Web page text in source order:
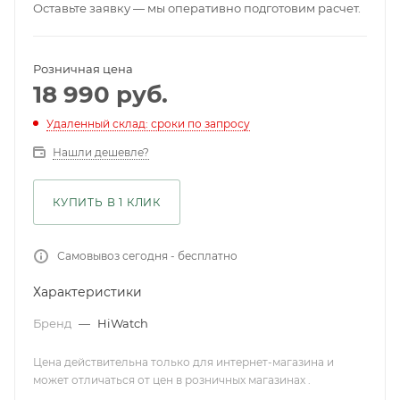
Оставьте заявку — мы оперативно подготовим расчет.
Розничная цена
18 990 руб.
Удаленный склад: сроки по запросу
Нашли дешевле?
КУПИТЬ В 1 КЛИК
Самовывоз сегодня - бесплатно
Характеристики
Бренд — HiWatch
Цена действительна только для интернет-магазина и
может отличаться от цен в розничных магазинах .